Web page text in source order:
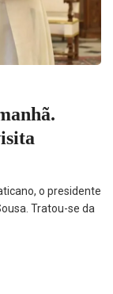
o presidente
Tratou-se da